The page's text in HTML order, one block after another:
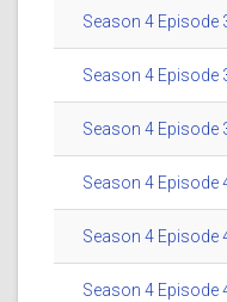
Season 4 Episode
Season 4 Episode
Season 4 Episode
Season 4 Episode
Season 4 Episode
Season 4 Episode